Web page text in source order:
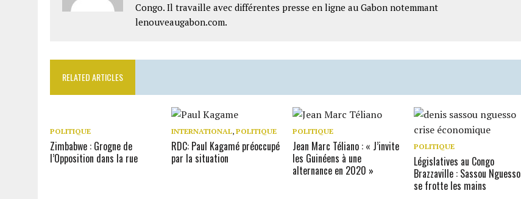
Congo. Il travaille avec différentes presse en ligne au Gabon notemmant
lenouveaugabon.com.
RELATED ARTICLES
POLITIQUE
Zimbabwe : Grogne de
l’Opposition dans la rue
INTERNATIONAL,POLITIQUE
RDC: Paul Kagamé préoccupé
par la situation
POLITIQUE
Jean Marc Téliano : « J’invite
les Guinéens à une
alternance en 2020 »
POLITIQUE
Législatives au Congo
Brazzaville : Sassou Nguesso
se frotte les mains